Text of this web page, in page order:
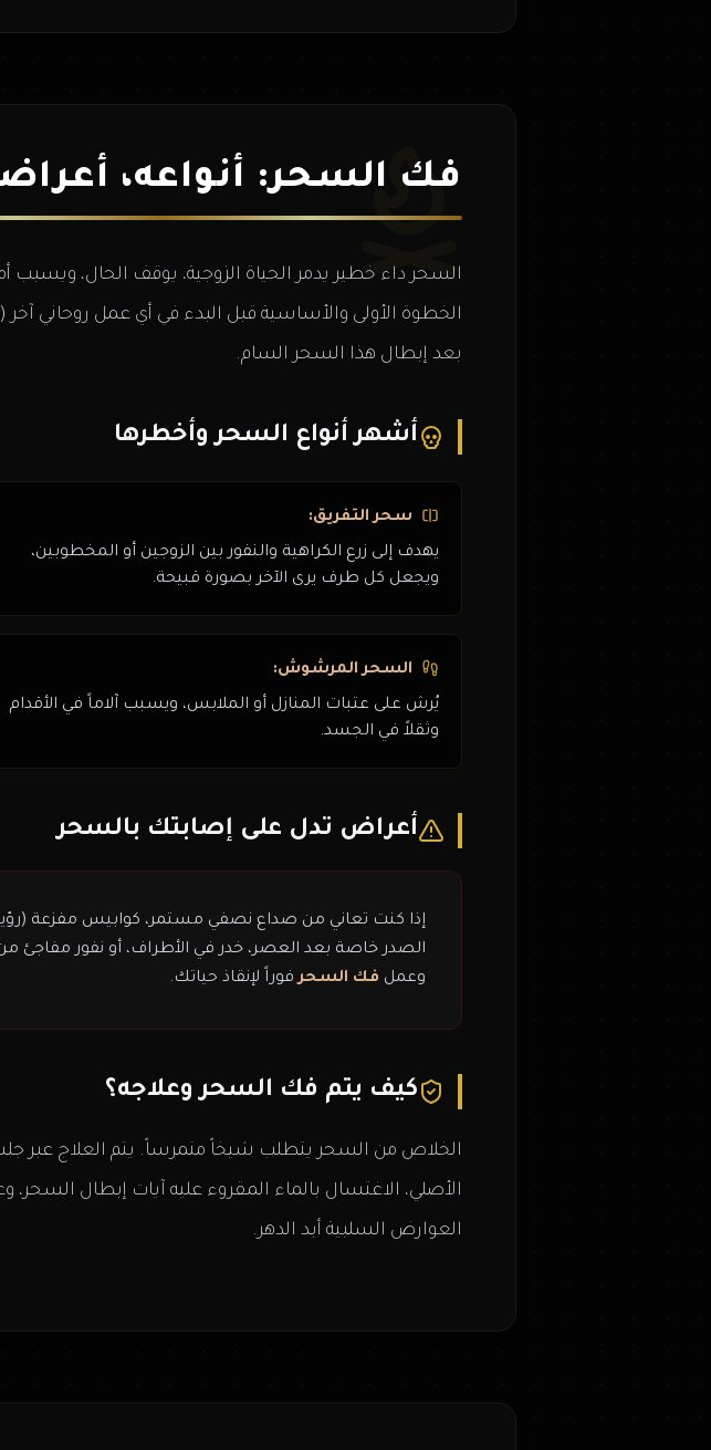
فك السحر: أنواعه،
السحر داء خطير يدمر الحياة الزوجية، يوقف الحال،
الخطوة الأولى والأساسية قبل البدء في أي عمل روحاني
بعد إبطال هذا السحر السام.
أشهر أنواع السحر وأخطرها
سحر التفريق:
يهدف إلى زرع الكراهية والنفور بين الزوجين أو المخطوبين،
ويجعل كل طرف يرى الآخر بصورة قبيحة.
السحر المرشوش:
يُرش على عتبات المنازل أو الملابس، ويسبب آلاماً في الأقدام
وثقلاً في الجسد.
أعراض تدل على إصابتك بالسحر
إذا كنت تعاني من صداع نصفي مستمر، كوابيس مفزعة
الصدر خاصة بعد العصر، خدر في الأطراف، أو نفور
وعمل فك السحرفوراً لإنقاذ حياتك.
كيف يتم فك السحر وعلاجه؟
الخلاص من السحر يتطلب شيخاً متمرساً. يتم العلاج عبر
الأصلي، الاغتسال بالماء المقروء عليه آيات إبطال
العوارض السلبية أبد الدهر.